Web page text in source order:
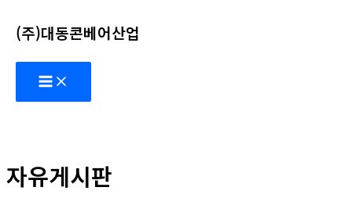
텐
츠
건
기
(주)대동콘베어산업
Main
Menu
자유게시판